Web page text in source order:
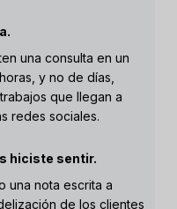
una consulta en un
y no de días,
que llegan a
redes sociales.
hiciste sentir.
una nota escrita a
de los clientes